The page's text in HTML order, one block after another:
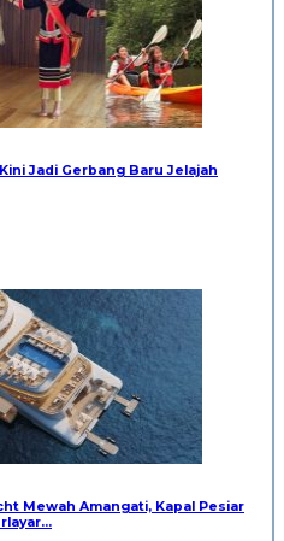
Jadi Gerbang Baru Jelajah
Mewah Amangati, Kapal Pesiar